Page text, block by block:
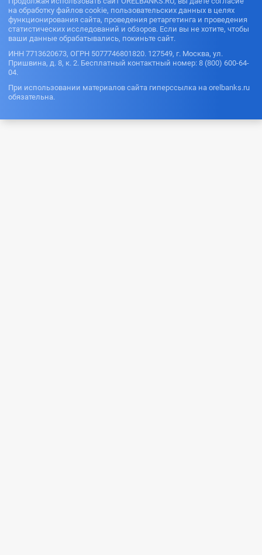
на обработку файлов cookie, пользовательских данных в целях
функционирования сайта, проведения ретаргетинга и проведения
статистических исследований и обзоров. Если вы не хотите, чтобы
ваши данные обрабатывались, покиньте сайт.
ИНН 7713620673, ОГРН 5077746801820. 127549, г. Москва, ул.
Пришвина, д. 8, к. 2. Бесплатный контактный номер: 8 (800) 600-64-
04.
При использовании материалов сайта гиперссылка на orelbanks.ru
обязательна.